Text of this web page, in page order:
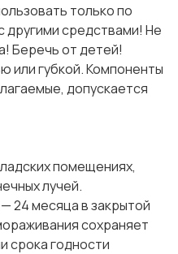
только по
другими средствами! Не
Беречь от детей!
или губкой. Компоненты
допускается
помещениях,
лучей.
24 месяца в закрытой
сохраняет
срока годности